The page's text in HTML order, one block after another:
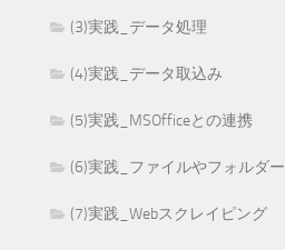
(3)実践_データ処理
(4)実践_データ取込み
(5)実践_MSOfficeとの連携
(6)実践_ファイルやフォルダー
(7)実践_Webスクレイピング